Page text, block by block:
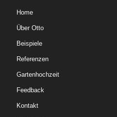
Home
Über Otto
Beispiele
Referenzen
Gartenhochzeit
Feedback
Kontakt